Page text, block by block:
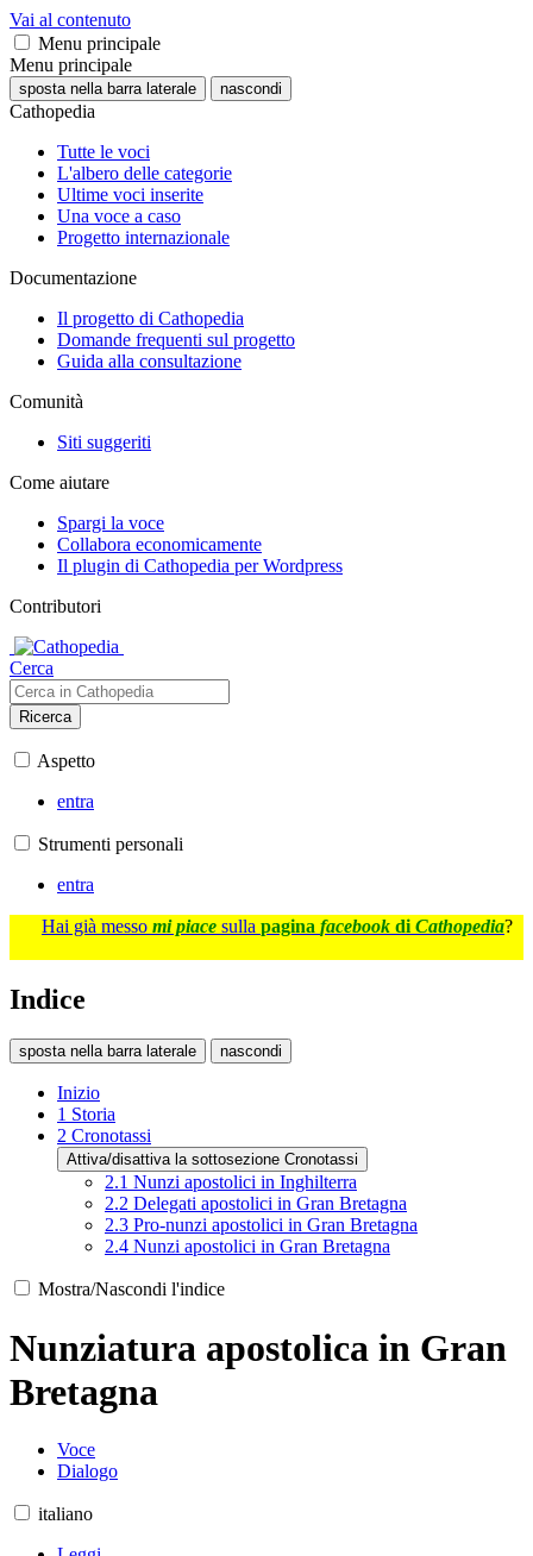
Vai al contenuto
Menu principale
Menu principale
sposta nella barra laterale nascondi
Cathopedia
Tutte le voci
L'albero delle categorie
Ultime voci inserite
Una voce a caso
Progetto internazionale
Documentazione
Il progetto di Cathopedia
Domande frequenti sul progetto
Guida alla consultazione
Comunità
Siti suggeriti
Come aiutare
Spargi la voce
Collabora economicamente
Il plugin di Cathopedia per Wordpress
Contributori
Cerca
Ricerca
Aspetto
entra
Strumenti personali
entra
Hai già messo mi piace sulla pagina facebook di Cathopedia?
Indice
sposta nella barra laterale nascondi
Inizio
1 Storia
2 Cronotassi
Attiva/disattiva la sottosezione Cronotassi
2.1 Nunzi apostolici in Inghilterra
2.2 Delegati apostolici in Gran Bretagna
2.3 Pro-nunzi apostolici in Gran Bretagna
2.4 Nunzi apostolici in Gran Bretagna
Mostra/Nascondi l'indice
Nunziatura apostolica in Gran
Bretagna
Voce
Dialogo
italiano